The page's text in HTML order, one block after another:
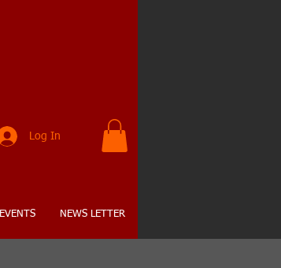
Log In
EVENTS NEWS LETTER